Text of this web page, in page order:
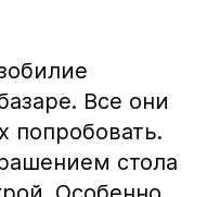
Все они
попробовать.
стола